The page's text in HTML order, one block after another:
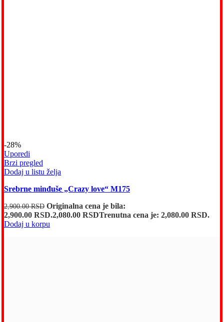
-28%
Uporedi
Brzi pregled
Dodaj u listu želja
Srebrne minđuše „Crazy love“ M175
2,900.00RSD Originalna cena je bila:
2,900.00 RSD.2,080.00 RSDTrenutna cena je: 2,080.00 RSD.
Dodaj u korpu